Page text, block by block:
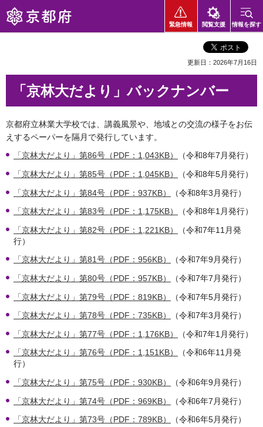
京都府
緊急情報 閲覧支援 情報を探す
更新日：2026年7月16日
「京林大だより」バックナンバー
京都府立林業大学校では、講義風景や、地域との交流の様子をお伝
えするペーパーを隔月で発行しています。
「京林大だより」第86号（PDF：1,043KB）
（令和8年7月発行）
「京林大だより」第85号（PDF：1,045KB）
（令和8年5月発行）
「京林大だより」第84号（PDF：937KB）
（令和8年3月発行）
「京林大だより」第83号（PDF：1,175KB）
（令和8年1月発行）
「京林大だより」第82号（PDF：1,221KB）
（令和7年11月発
行）
「京林大だより」第81号（PDF：956KB）
（令和7年9月発行）
「京林大だより」第80号（PDF：957KB）
（令和7年7月発行）
「京林大だより」第79号（PDF：819KB）
（令和7年5月発行）
「京林大だより」第78号（PDF：735KB）
（令和7年3月発行）
「京林大だより」第77号（PDF：1,176KB）
（令和7年1月発行）
「京林大だより」第76号（PDF：1,151KB）
（令和6年11月発
行）
「京林大だより」第75号（PDF：930KB）
（令和6年9月発行）
「京林大だより」第74号（PDF：969KB）
（令和6年7月発行）
「京林大だより」第73号（PDF：789KB）
（令和6年5月発行）